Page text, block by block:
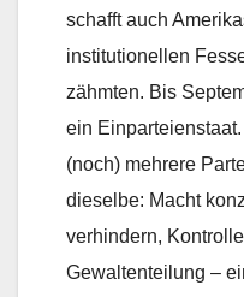
schafft auch
institutionellen
zähmten. Bis
ein
(noch) mehrere
dieselbe: Macht
verhindern,
Gewaltenteilung –